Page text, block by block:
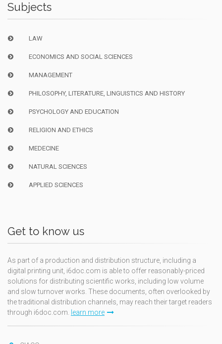
Subjects
LAW
ECONOMICS AND SOCIAL SCIENCES
MANAGEMENT
PHILOSOPHY, LITERATURE, LINGUISTICS AND HISTORY
PSYCHOLOGY AND EDUCATION
RELIGION AND ETHICS
MEDECINE
NATURAL SCIENCES
APPLIED SCIENCES
Get to know us
As part of a production and distribution structure, including a
digital printing unit, i6doc.com is able to offer reasonably-priced
solutions for distributing scientific works, including low volume
and slow turnover works. These documents, often overlooked by
the traditional distribution channels, may reach their target readers
through i6doc.com. learn more